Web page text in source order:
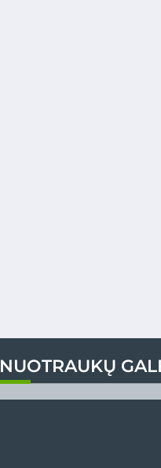
NUOTRAUKŲ